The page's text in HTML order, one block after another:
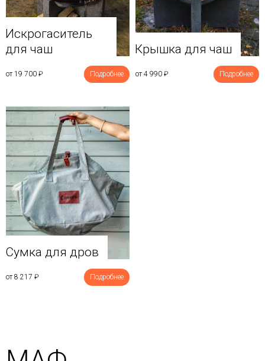
Искрогаситель
для чаш
от 19 700 ₽ Подробнее
Крышка для чаш
от 4 990 ₽ Подробнее
Сумка для дров
от 8 217 ₽ Подробнее